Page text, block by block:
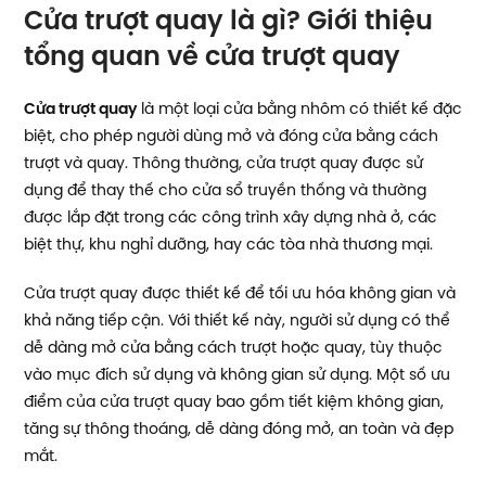
Cửa trượt quay là gì? Giới thiệu
tổng quan về cửa trượt quay
Cửa trượt quaylà một loại cửa bằng nhôm có thiết kế đặc
biệt, cho phép người dùng mở và đóng cửa bằng cách
trượt và quay. Thông thường, cửa trượt quay được sử
dụng để thay thế cho cửa sổ truyền thống và thường
được lắp đặt trong các công trình xây dựng nhà ở, các
biệt thự, khu nghỉ dưỡng, hay các tòa nhà thương mại.
Cửa trượt quay được thiết kế để tối ưu hóa không gian và
khả năng tiếp cận. Với thiết kế này, người sử dụng có thể
dễ dàng mở cửa bằng cách trượt hoặc quay, tùy thuộc
vào mục đích sử dụng và không gian sử dụng. Một số ưu
điểm của cửa trượt quay bao gồm tiết kiệm không gian,
tăng sự thông thoáng, dễ dàng đóng mở, an toàn và đẹp
mắt.